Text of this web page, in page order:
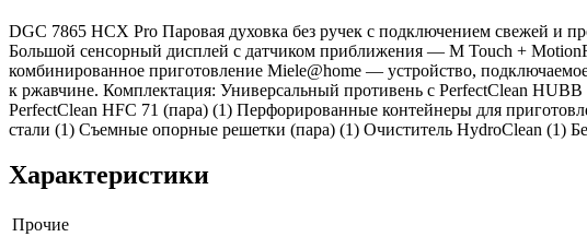
DGC 7865 HCX Pro Паровая духовка без ручек с подключением свежей и
Большой сенсорный дисплей с датчиком приближения — M Touch +
комбинированное приготовление Miele@home — устройство,
к ржавчине. Комплектация: Универсальный противень с PerfectClean
PerfectClean HFC 71 (пара) (1) Перфорированные контейнеры для
стали (1) Съемные опорные решетки (пара) (1) Очиститель HydroClean (1)
Характеристики
Прочие